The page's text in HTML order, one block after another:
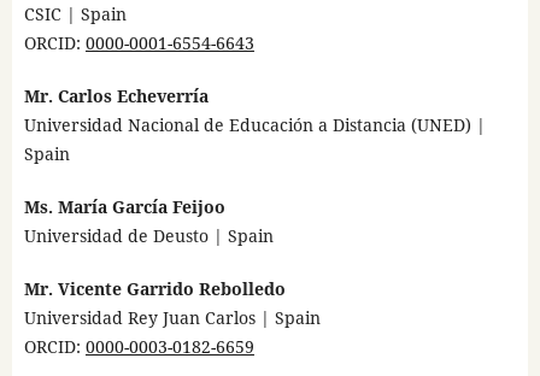
CSIC | Spain
ORCID: 0000-0001-6554-6643
Mr. Carlos Echeverría
Universidad Nacional de Educación a Distancia (UNED) |
Spain
Ms. María García Feijoo
Universidad de Deusto | Spain
Mr. Vicente Garrido Rebolledo
Universidad Rey Juan Carlos | Spain
ORCID: 0000-0003-0182-6659